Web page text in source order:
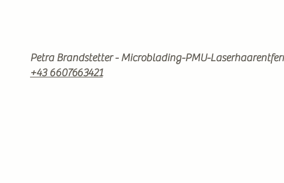
Petra Brandstetter - Microblading-PMU-
+43 6607663421